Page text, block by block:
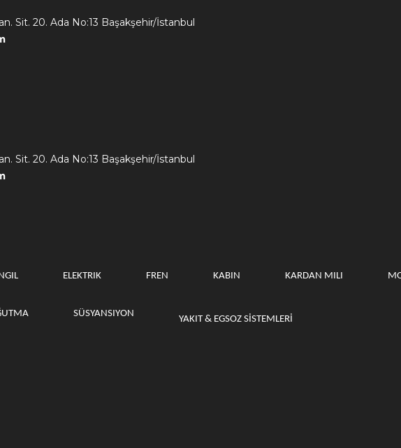
Sit. 20. Ada No:13 Başakşehir/İstanbul
Sit. 20. Ada No:13 Başakşehir/İstanbul
ELEKTRIK FREN KABIN KARDAN MILI
SÜSYANSIYON YAKIT & EGSOZ SISTEMLERI